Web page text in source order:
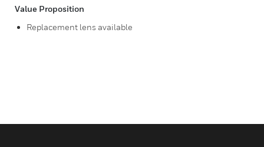
Value Proposition
Replacement lens available